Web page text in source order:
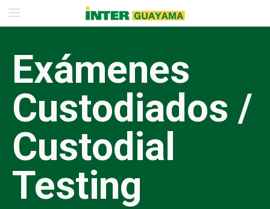
Exámenes
Custodiados /
Custodial
Testing